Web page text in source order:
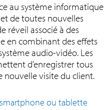
au système informatique
de toutes nouvelles
réveil associé à des
en combinant des effets
audio-vidéo. Les
d’enregistrer tous
nouvelle visite du client.
ou tablette